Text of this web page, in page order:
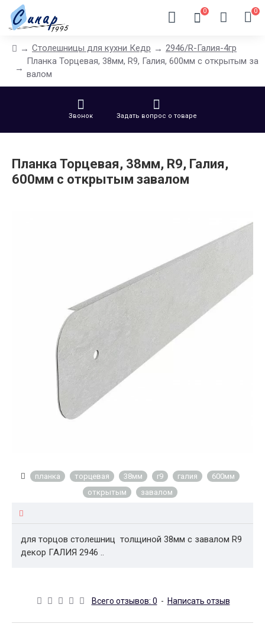
0 0
Столешницы для кухни Кедр
2946/R-Галия-4гр
Планка Торцевая, 38мм, R9, Галия, 600мм с открытым за
валом
Звонок Задать вопрос о товаре
Планка Торцевая, 38мм, R9, Галия,
600мм с открытым завалом
планка торцевая 38мм r9 галия
600мм
открытым
завалом
для торцов столешниц толщиной 38мм с завалом R9
декор ГАЛИЯ 2946 ..
Всего отзывов: 0 - Написать отзыв